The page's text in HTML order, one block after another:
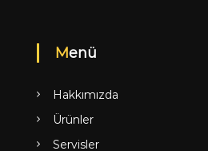
Menü
Hakkımızda
Ürünler
Servisler